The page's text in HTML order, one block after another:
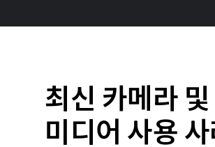
최신 카메라 및
미디어 사용 사